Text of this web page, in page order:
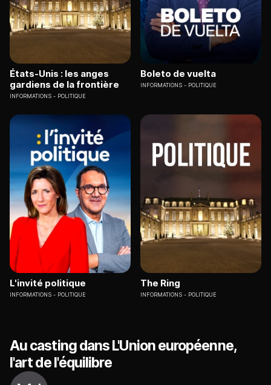
États-Unis : les anges
gardiens de la frontière
INFORMATIONS POLITIQUE
Boleto de vuelta
INFORMATIONS POLITIQUE
L'invité politique
INFORMATIONS POLITIQUE
The Ring
INFORMATIONS POLITIQUE
Au casting dans L'Union européenne,
l'art de l'équilibre